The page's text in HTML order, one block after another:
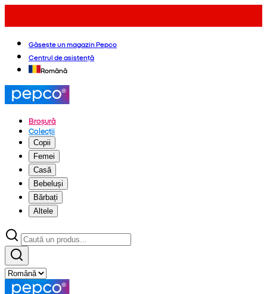
Găsește un magazin Pepco
Centrul de asistență
Română
Broșură
Colecții
Copii
Femei
Casă
Bebeluși
Bărbați
Altele